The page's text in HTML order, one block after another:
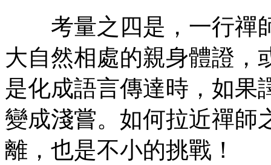
考量之四是，一行禪
大自然相處的親身體證，
是化成語言傳達時，如果
變成淺嘗。如何拉近禪師
離，也是不小的挑戰！